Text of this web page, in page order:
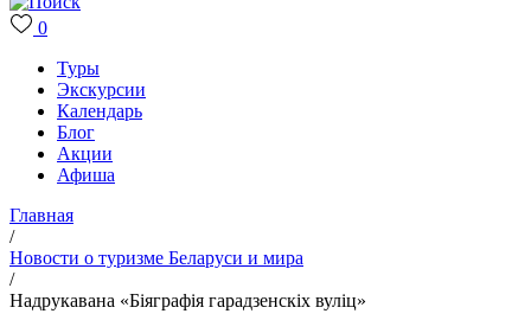
0
Туры
Экскурсии
Календарь
Блог
Акции
Афиша
Главная
/
Новости о туризме Беларуси и мира
/
Надрукавана «Біяграфія гарадзенскіх вуліц»